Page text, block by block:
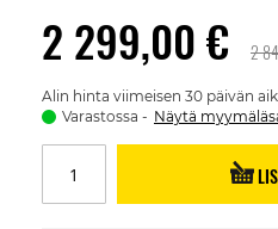
2 299,00 € 2
Alin hinta viimeisen 30 päivän
Varastossa
Näytä